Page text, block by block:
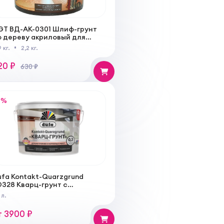
ВД-АК-0301 Шлиф-грунт
дереву акриловый для
мебели перед
кг. 2,2 кг.
₽ 630 ₽
%
Kontakt-Quarzgrund
Кварц-грунт с
наполнителем
внутренних и наружных
3900 ₽